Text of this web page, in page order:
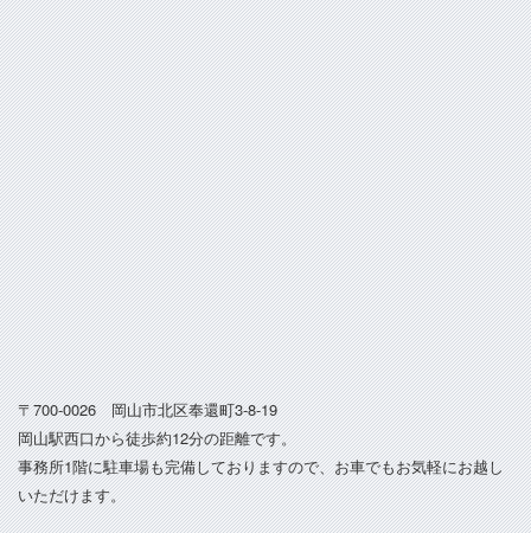
〒700-0026 岡山市北区奉還町3-8-19
岡山駅西口から徒歩約12分の距離です。
事務所1階に駐車場も完備しておりますので、お車でもお気軽にお越し
いただけます。